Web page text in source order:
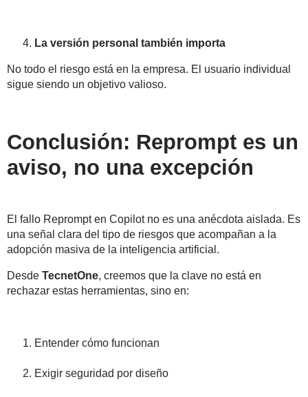
La versión personal también importa
No todo el riesgo está en la empresa. El usuario individual
sigue siendo un objetivo valioso.
Conclusión: Reprompt es un
aviso, no una excepción
El fallo Reprompt en Copilot no es una anécdota aislada. Es
una señal clara del tipo de riesgos que acompañan a la
adopción masiva de la inteligencia artificial .
Desde TecnetOne, creemos que la clave no está en
rechazar estas herramientas, sino en:
Entender cómo funcionan
Exigir seguridad por diseño